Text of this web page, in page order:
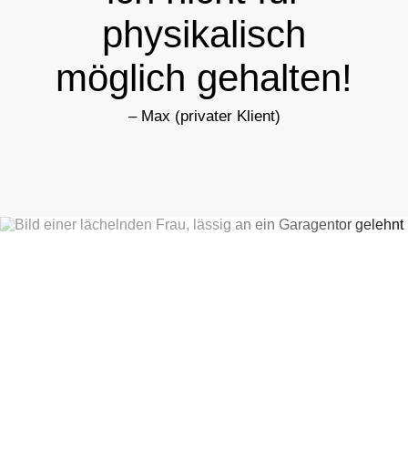
physikalisch
möglich gehalten!
– Max (privater Klient)